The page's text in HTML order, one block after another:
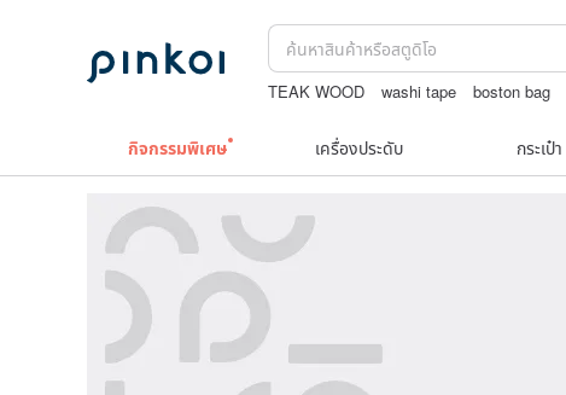
TEAK WOOD washi tape boston bag
กิจกรรมพิเศษ เครื่องประดับ กระเป๋า